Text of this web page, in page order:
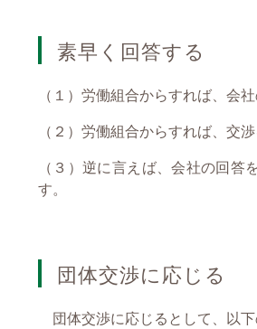
素早く回答する
（１）労働組合からすれば、会
（２）労働組合からすれば、交
（３）逆に言えば、会社の回
す。
団体交渉に応じる
団体交渉に応じるとして、以下